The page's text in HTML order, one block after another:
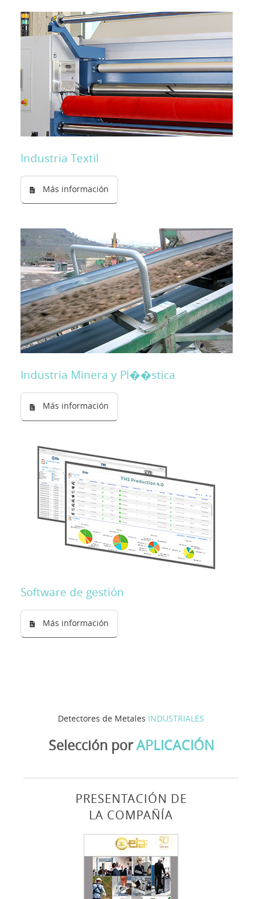
Detectores de Metales INDUSTRIALES
Selección por APLICACIÓN
PRESENTACIÓN DE
LA COMPAÑÍA
Industria Textil
Más información
Industria Minera y Pl��stica
Más información
Software de gestión
Más información